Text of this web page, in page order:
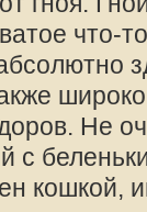
что-
Не
с
кошкой,